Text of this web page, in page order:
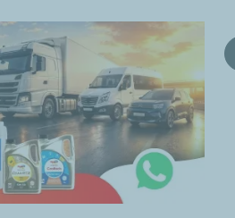
Capacitación online: Escuela Lub